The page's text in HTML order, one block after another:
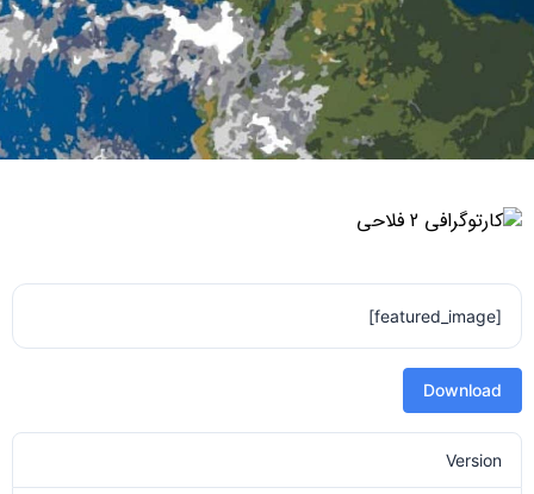
[featured_image]
Download
Version